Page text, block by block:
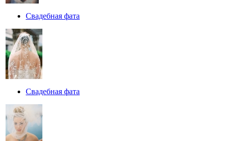
Свадебная фата
Свадебная фата